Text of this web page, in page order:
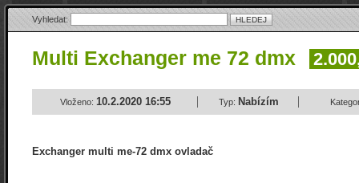
Vyhledat:
Multi Exchanger me 72 dmx
Vloženo: 10.2.2020 16:55 Typ: Nabízím
Exchanger multi me-72 dmx ovladač